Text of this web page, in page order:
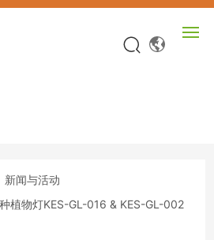
新闻与活动
植物灯KES-GL-016 & KES-GL-002